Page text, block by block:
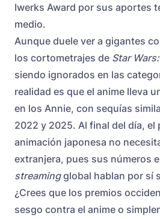
Iwerks Award por sus aportes
medio.
Aunque duele ver a gigantes
los cortometrajes de Star
siendo ignorados en las
realidad es que el anime lleva
en los Annie, con sequías
2022 y 2025. Al final del día, el
animación japonesa no
extranjera, pues sus números
streamingglobal hablan por sí
¿Crees que los premios
sesgo contra el anime o